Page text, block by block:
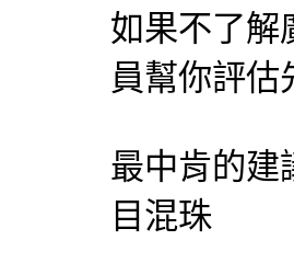
如果不了解
員幫你評估
最中肯的建
目混珠